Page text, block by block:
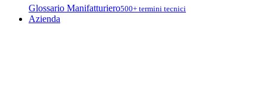
Glossario Manifatturiero500+ termini tecnici
Azienda